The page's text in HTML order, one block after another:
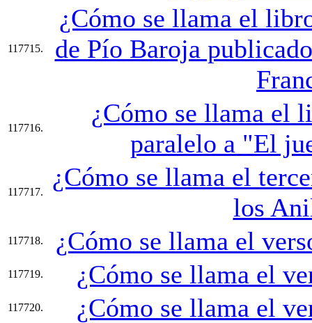
117715.
¿Cómo se llama el
de Pío Baroja
117716.
¿Cómo se llama el
paralelo a "El
117717.
¿Cómo se llama el
los
117718. ¿Cómo se llama el
117719. ¿Cómo se llama el
117720. ¿Cómo se llama el